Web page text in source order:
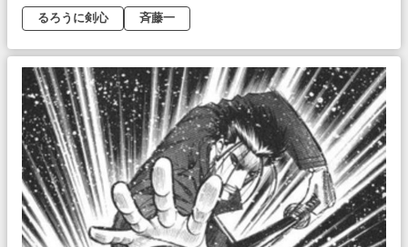
るろうに剣心
斉藤一